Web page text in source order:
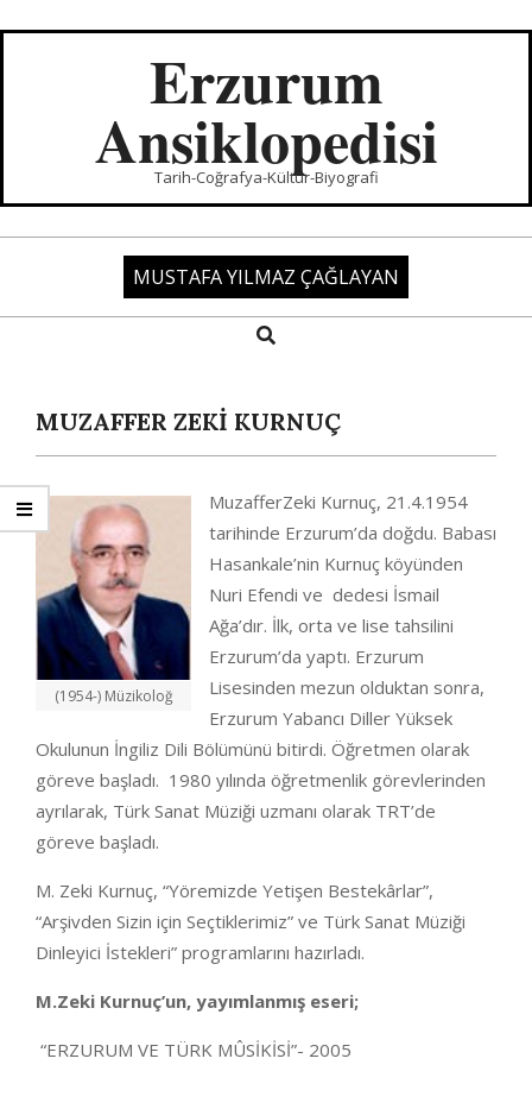
Erzurum
Ansiklopedisi
Tarih-Coğrafya-Kültür-Biyografi
MUSTAFA YILMAZ ÇAĞLAYAN
Search
MUZAFFER ZEKİ KURNUÇ
(1954-) Müzikoloğ
MuzafferZeki Kurnuç, 21.4.1954
tarihinde Erzurum’da doğdu. Babası
Hasankale’nin Kurnuç köyünden
Nuri Efendi ve dedesi İsmail
Ağa’dır. İlk, orta ve lise tahsilini
Erzurum’da yaptı. Erzurum
Lisesinden mezun olduktan sonra,
Erzurum Yabancı Diller Yüksek
Okulunun İngiliz Dili Bölümünü bitirdi. Öğretmen olarak
göreve başladı. 1980 yılında öğretmenlik görevlerinden
ayrılarak, Türk Sanat Müziği uzmanı olarak TRT’de
göreve başladı.
M. Zeki Kurnuç, “Yöremizde Yetişen Bestekârlar”,
“Arşivden Sizin için Seçtiklerimiz” ve Türk Sanat Müziği
Dinleyici İstekleri” programlarını hazırladı.
M.Zeki Kurnuç’un, yayımlanmış eseri;
“ERZURUM VE TÜRK MÛSİKİSİ”- 2005